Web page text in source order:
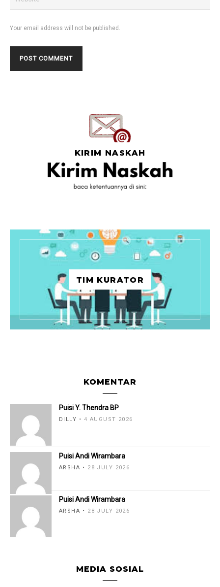
Your email address will not be published.
KIRIM NASKAH
TIM KURATOR
KOMENTAR
Puisi Y. Thendra BP
DILLY 4 AUGUST 2026
Puisi Andi Wirambara
ARSHA 28 JULY 2026
Puisi Andi Wirambara
ARSHA 28 JULY 2026
MEDIA SOSIAL